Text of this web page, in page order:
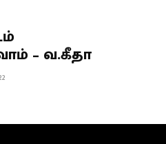
– வ.கீதா